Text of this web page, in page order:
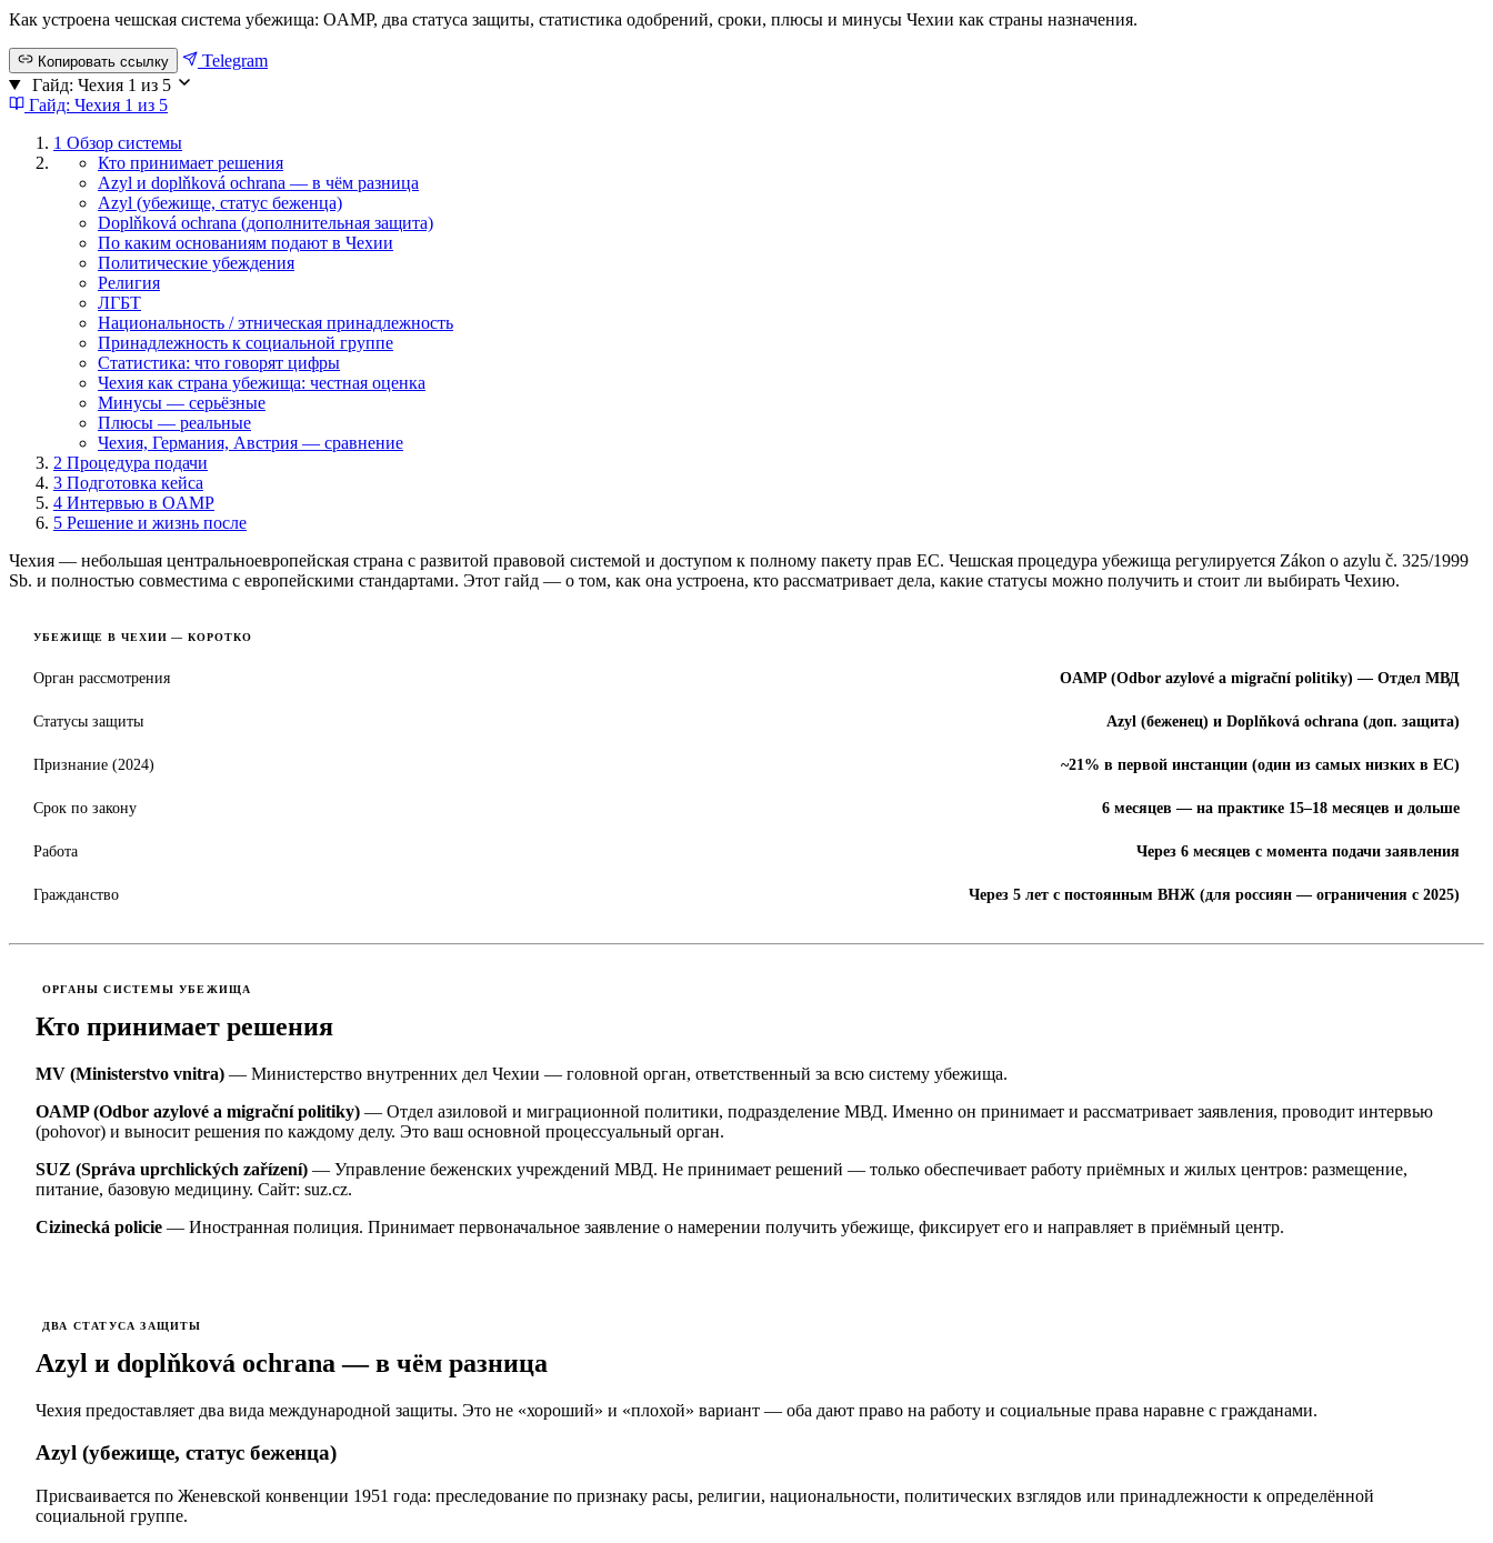
Как устроена чешская система убежища: OAMP, два статуса защиты, статистика одобрений, сроки, плюсы и минусы Чехии как страны назначения.
Копировать ссылку
Telegram
Гайд: Чехия 1 из 5
Гайд: Чехия 1 из 5
1 Обзор системы
Кто принимает решения
Azyl и doplňková ochrana — в чём разница
Azyl (убежище, статус беженца)
Doplňková ochrana (дополнительная защита)
По каким основаниям подают в Чехии
Политические убеждения
Религия
ЛГБТ
Национальность / этническая принадлежность
Принадлежность к социальной группе
Статистика: что говорят цифры
Чехия как страна убежища: честная оценка
Минусы — серьёзные
Плюсы — реальные
Чехия, Германия, Австрия — сравнение
2 Процедура подачи
3 Подготовка кейса
4 Интервью в OAMP
5 Решение и жизнь после
Чехия — небольшая центральноевропейская страна с развитой правовой системой и доступом к полному пакету прав ЕС. Чешская процедура убежища регулируется Zákon o azylu č. 325/1999
Sb. и полностью совместима с европейскими стандартами. Этот гайд — о том, как она устроена, кто рассматривает дела, какие статусы можно получить и стоит ли выбирать Чехию.
УБЕЖИЩЕ В ЧЕХИИ — КОРОТКО
Орган рассмотрения OAMP (Odbor azylové a migrační politiky) — Отдел МВД
Статусы защиты Azyl (беженец) и Doplňková ochrana (доп. защита)
Признание (2024) ~21% в первой инстанции (один из самых низких в ЕС)
Срок по закону 6 месяцев — на практике 15–18 месяцев и дольше
Работа Через 6 месяцев с момента подачи заявления
Гражданство Через 5 лет с постоянным ВНЖ (для россиян — ограничения с 2025)
ОРГАНЫ СИСТЕМЫ УБЕЖИЩА
Кто принимает решения
MV (Ministerstvo vnitra) — Министерство внутренних дел Чехии — головной орган, ответственный за всю систему убежища.
OAMP (Odbor azylové a migrační politiky) — Отдел азиловой и миграционной политики, подразделение МВД. Именно он принимает и рассматривает заявления, проводит интервью
(pohovor) и выносит решения по каждому делу. Это ваш основной процессуальный орган.
SUZ (Správa uprchlických zařízení) — Управление беженских учреждений МВД. Не принимает решений — только обеспечивает работу приёмных и жилых центров: размещение,
питание, базовую медицину. Сайт: suz.cz.
Cizinecká policie — Иностранная полиция. Принимает первоначальное заявление о намерении получить убежище, фиксирует его и направляет в приёмный центр.
ДВА СТАТУСА ЗАЩИТЫ
Azyl и doplňková ochrana — в чём разница
Чехия предоставляет два вида международной защиты. Это не «хороший» и «плохой» вариант — оба дают право на работу и социальные права наравне с гражданами.
Azyl (убежище, статус беженца)
Присваивается по Женевской конвенции 1951 года: преследование по признаку расы, религии, национальности, политических взглядов или принадлежности к определённой
социальной группе.